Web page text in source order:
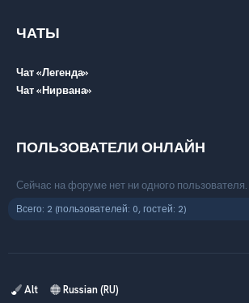
ЧАТЫ
Чат «Легенда»
Чат «Нирвана»
ПОЛЬЗОВАТЕЛИ ОНЛАЙН
Сейчас на форуме нет ни одного пользователя.
Всего: 2 (пользователей: 0, гостей: 2)
Alt Russian (RU)